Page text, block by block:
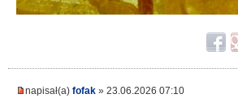
napisał(a) fofak » 23.06.2026 07:10